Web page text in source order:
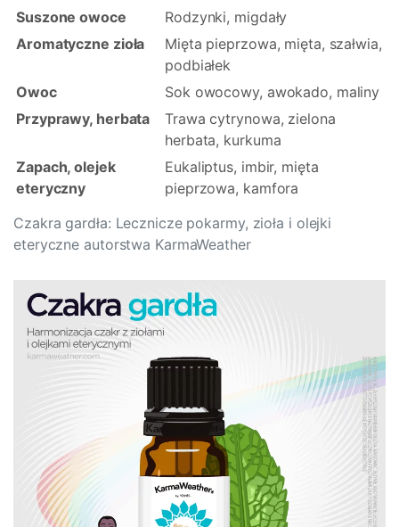
Czakra gardła: Lecznicze pokarmy, zioła i olejki
eteryczne autorstwa KarmaWeather
Suszone owoce
Rodzynki, migdały
Aromatyczne zioła
Mięta pieprzowa, mięta, szałwia,
podbiałek
Owoc
Sok owocowy, awokado, maliny
Przyprawy, herbata
Trawa cytrynowa, zielona
herbata, kurkuma
Zapach, olejek
eteryczny
Eukaliptus, imbir, mięta
pieprzowa, kamfora